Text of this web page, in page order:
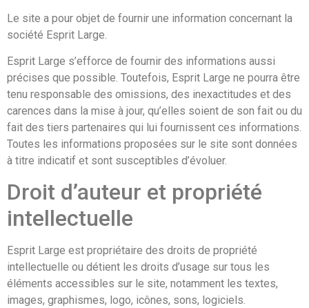
Le site a pour objet de fournir une information concernant la
société Esprit Large.
Esprit Large s’efforce de fournir des informations aussi
précises que possible. Toutefois, Esprit Large ne pourra être
tenu responsable des omissions, des inexactitudes et des
carences dans la mise à jour, qu’elles soient de son fait ou du
fait des tiers partenaires qui lui fournissent ces informations.
Toutes les informations proposées sur le site sont données
à titre indicatif et sont susceptibles d’évoluer.
Droit d’auteur et propriété
intellectuelle
Esprit Large est propriétaire des droits de propriété
intellectuelle ou détient les droits d’usage sur tous les
éléments accessibles sur le site, notamment les textes,
images, graphismes, logo, icônes, sons, logiciels.